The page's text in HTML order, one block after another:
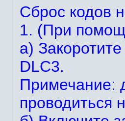
Сброс кодов
1. (При
а)
DLC3.
Примечание:
проводиться